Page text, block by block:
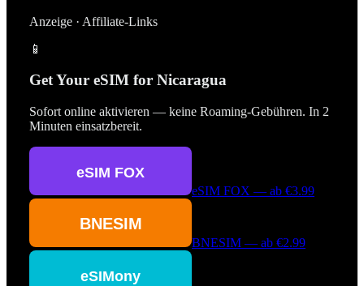
Anzeige · Affiliate-Links
📱
Get Your eSIM for Nicaragua
Sofort online aktivieren — keine Roaming-Gebühren. In 2
Minuten einsatzbereit.
eSIM FOX — ab €3.99
BNESIM — ab €2.99